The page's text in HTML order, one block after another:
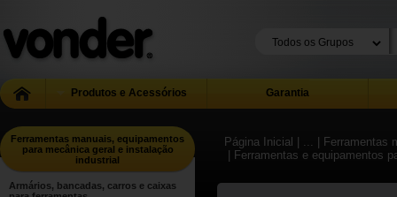
Produtos e Acessórios Garantia
Ferramentas manuais, equipamentos
para mecânica geral e instalação
industrial
Armários, bancadas, carros e caixas
Página Inicial | ...
|
| Ferramentas e equipamentos